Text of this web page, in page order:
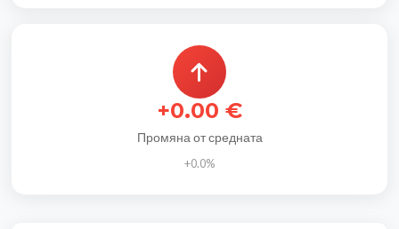
+0.00 €
Промяна от средната
+0.0%